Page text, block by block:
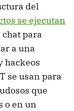
del
se ejecutan
para
a una
hackeos
se usan para
que
o en un